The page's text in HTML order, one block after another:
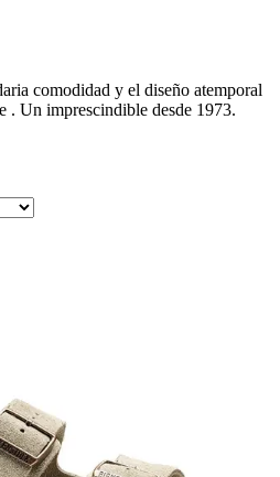
comodidad y el diseño atemporal
. Un imprescindible desde 1973.